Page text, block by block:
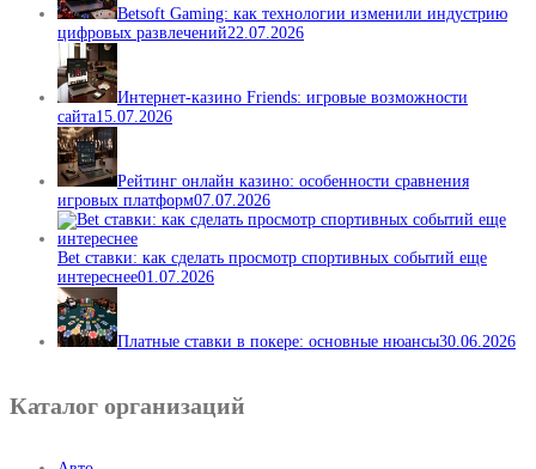
Betsoft Gaming: как технологии изменили индустрию
цифровых развлечений22.07.2026
Интернет-казино Friends: игровые возможности
сайта15.07.2026
Рейтинг онлайн казино: особенности сравнения
игровых платформ07.07.2026
Bet ставки: как сделать просмотр спортивных событий еще
интереснее01.07.2026
Платные ставки в покере: основные нюансы30.06.2026
Каталог организаций